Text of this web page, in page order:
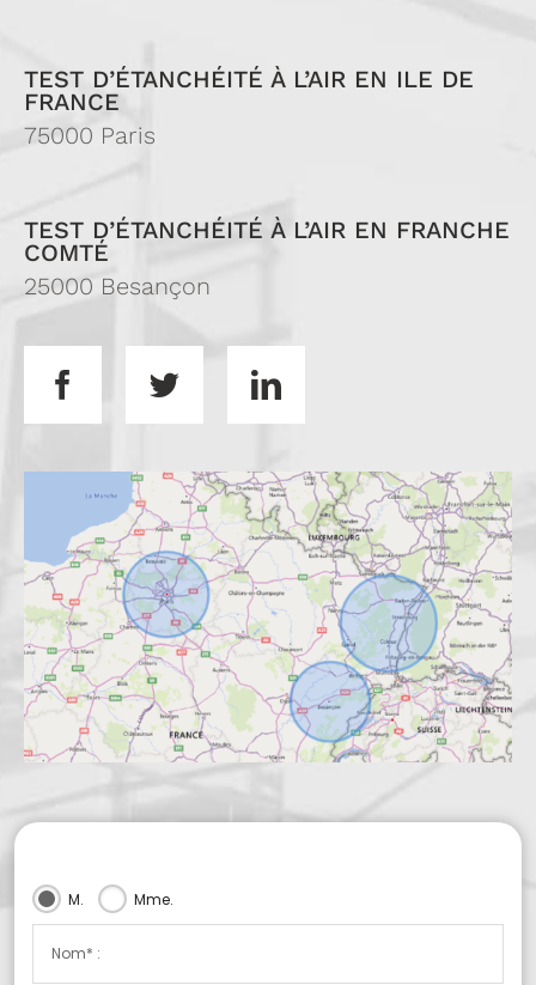
TEST D’ÉTANCHÉITÉ À L’AIR EN ILE DE
FRANCE
75000 Paris
TEST D’ÉTANCHÉITÉ À L’AIR EN FRANCHE
COMTÉ
25000 Besançon
M. Mme.